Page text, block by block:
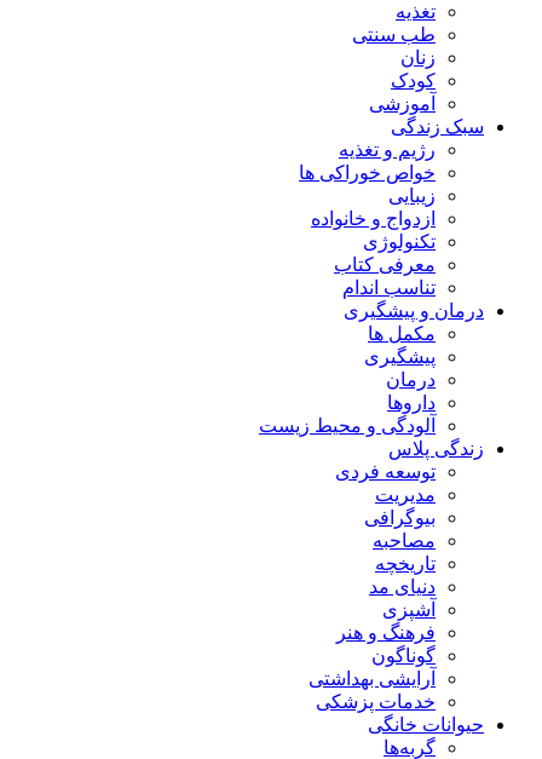
تغذیه
طب سنتی
زنان
کودک
آموزشی
سبک زندگی
رژیم و تغذیه
خواص خوراکی ها
زیبایی
ازدواج و خانواده
تکنولوژی
معرفی کتاب
تناسب اندام
درمان و پیشگیری
مکمل ها
پیشگیری
درمان
داروها
آلودگی و محیط زیست
زندگی پلاس
توسعه فردی
مدیریت
بیوگرافی
مصاحبه
تاریخچه
دنیای مد
آشپزی
فرهنگ و هنر
گوناگون
آرایشی بهداشتی
خدمات پزشکی
حیوانات خانگی
گربه‌ها